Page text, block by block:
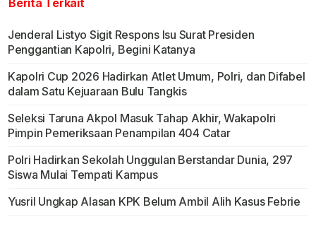
Berita Terkait
Jenderal Listyo Sigit Respons Isu Surat Presiden
Penggantian Kapolri, Begini Katanya
Kapolri Cup 2026 Hadirkan Atlet Umum, Polri, dan Difabel
dalam Satu Kejuaraan Bulu Tangkis
Seleksi Taruna Akpol Masuk Tahap Akhir, Wakapolri
Pimpin Pemeriksaan Penampilan 404 Catar
Polri Hadirkan Sekolah Unggulan Berstandar Dunia, 297
Siswa Mulai Tempati Kampus
Yusril Ungkap Alasan KPK Belum Ambil Alih Kasus Febrie